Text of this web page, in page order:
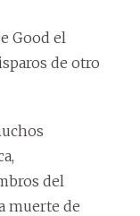
Good el
de otro
del
muerte de